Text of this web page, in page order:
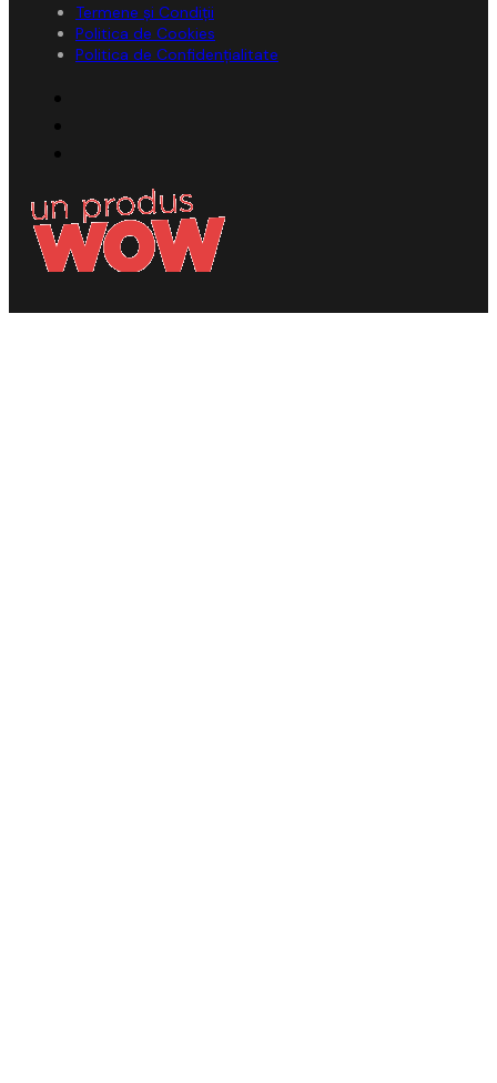
Termene și Condiții
Politica de Cookies
Politica de Confidențialitate